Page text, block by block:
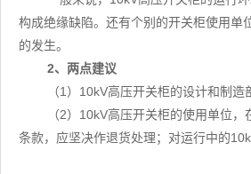
构成绝缘缺陷。还有个别的开关柜使用单
的发生。
2、两点建议
（1）10kV高压开关柜的设计和制
（2）10kV高压开关柜的使用单位
条款，应坚决作退货处理；对运行中的